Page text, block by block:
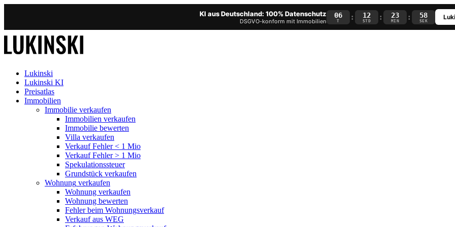
KI aus Deutschland: 100% Datenschutz
DSGVO-konform mit Immobilien
06
T : 12
STD : 23
MIN : 57
SEK
Lukinski
Lukinski KI
Preisatlas
Immobilien
Immobilie verkaufen
Immobilien verkaufen
Immobilie bewerten
Villa verkaufen
Verkauf Fehler < 1 Mio
Verkauf Fehler > 1 Mio
Spekulationssteuer
Grundstück verkaufen
Wohnung verkaufen
Wohnung verkaufen
Wohnung bewerten
Fehler beim Wohnungsverkauf
Verkauf aus WEG